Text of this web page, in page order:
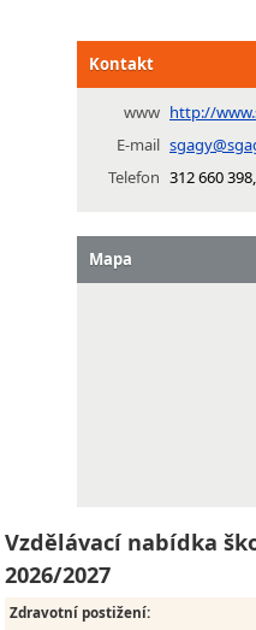
Kontakt
www http://
E-mail
Telefon 312 660
Mapa
Vzdělávací nabídka
2026/2027
Zdravotní postižení: